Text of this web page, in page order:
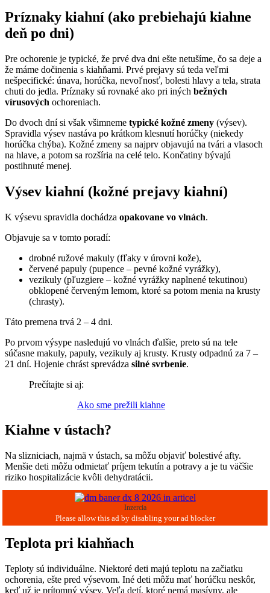
Príznaky kiahní (ako prebiehajú kiahne
deň po dni)
Pre ochorenie je typické, že prvé dva dni ešte netušíme, čo sa deje a
že máme dočinenia s kiahňami. Prvé prejavy sú teda veľmi
nešpecifické: únava, horúčka, nevoľnosť, bolesti hlavy a tela, strata
chuti do jedla. Príznaky sú rovnaké ako pri iných bežných
vírusových ochoreniach.
Do dvoch dní si však všimneme typické kožné zmeny (výsev).
Spravidla výsev nastáva po krátkom klesnutí horúčky (niekedy
horúčka chýba). Kožné zmeny sa najprv objavujú na tvári a vlasoch
na hlave, a potom sa rozšíria na celé telo. Končatiny bývajú
postihnuté menej.
Výsev kiahní (kožné prejavy kiahní)
K výsevu spravidla dochádza opakovane vo vlnách.
Objavuje sa v tomto poradí:
drobné ružové makuly (fľaky v úrovni kože),
červené papuly (pupence – pevné kožné vyrážky),
vezikuly (pľuzgiere – kožné vyrážky naplnené tekutinou)
obklopené červeným lemom, ktoré sa potom menia na krusty
(chrasty).
Táto premena trvá 2 – 4 dni.
Po prvom výsype nasledujú vo vlnách ďalšie, preto sú na tele
súčasne makuly, papuly, vezikuly aj krusty. Krusty odpadnú za 7 –
21 dní. Hojenie chrást sprevádza silné svrbenie.
Prečítajte si aj:
Ako sme prežili kiahne
Kiahne v ústach?
Na slizniciach, najmä v ústach, sa môžu objaviť bolestivé afty.
Menšie deti môžu odmietať príjem tekutín a potravy a je tu väčšie
riziko hospitalizácie kvôli dehydratácii.
Inzercia
Teplota pri kiahňach
Teploty sú individuálne. Niektoré deti majú teplotu na začiatku
ochorenia, ešte pred výsevom. Iné deti môžu mať horúčku neskôr,
keď už je prítomný výsev. Veľa detí, ktoré nemá masívny, ale